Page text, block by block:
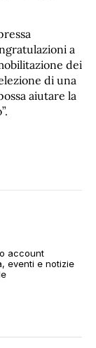
a
dei
di una
aiutare la
account
eventi e notizie